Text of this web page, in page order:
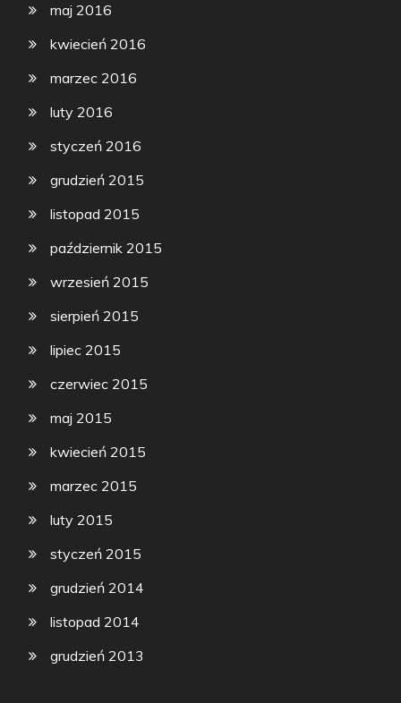
maj 2016
kwiecień 2016
marzec 2016
luty 2016
styczeń 2016
grudzień 2015
listopad 2015
październik 2015
wrzesień 2015
sierpień 2015
lipiec 2015
czerwiec 2015
maj 2015
kwiecień 2015
marzec 2015
luty 2015
styczeń 2015
grudzień 2014
listopad 2014
grudzień 2013